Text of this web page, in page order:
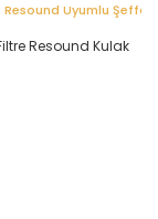
Resound Uyumlu Şeffaf